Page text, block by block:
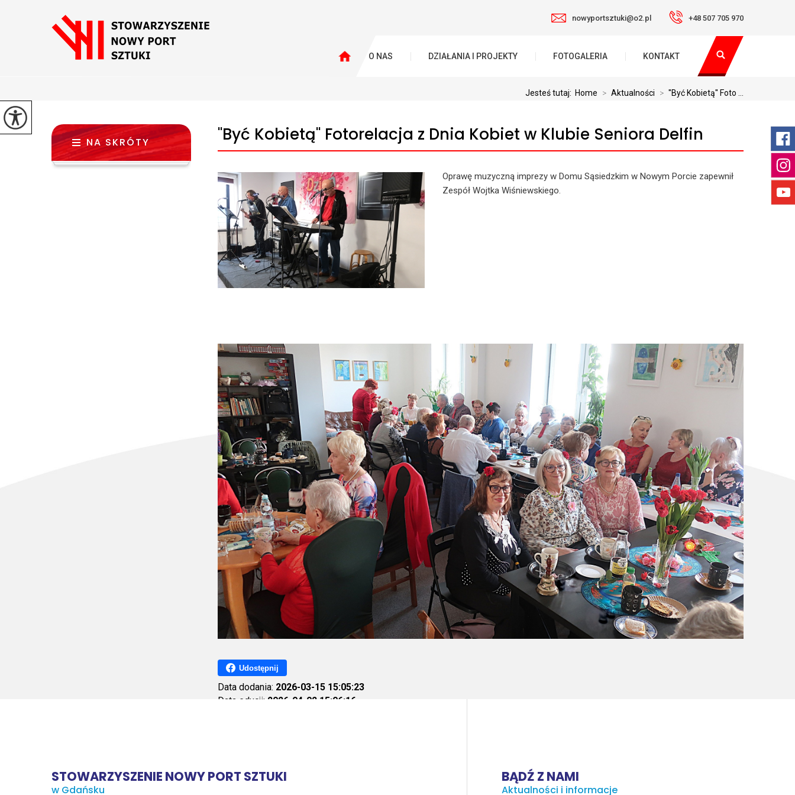
nowyportsztuki@o2.pl +48 507 705 970
O NAS DZIAŁANIA I PROJEKTY FOTOGALERIA KONTAKT
Jesteś tutaj: Home > Aktualności > ''Być Kobietą'' Foto ...
''Być Kobietą'' Fotorelacja z Dnia Kobiet w Klubie Seniora Delfin
Oprawę muzyczną imprezy w Domu Sąsiedzkim w Nowym Porcie zapewnił
Zespół Wojtka Wiśniewskiego.
Udostępnij
Data dodania: 2026-03-15 15:05:23
Data edycji: 2026-04-02 15:06:16
NA SKRÓTY
STOWARZYSZENIE NOWY PORT SZTUKI
w Gdańsku
BĄDŹ Z NAMI
Aktualności i informacje